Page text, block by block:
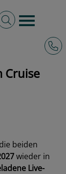
Burger
Cruise
beiden
wieder in
Live-